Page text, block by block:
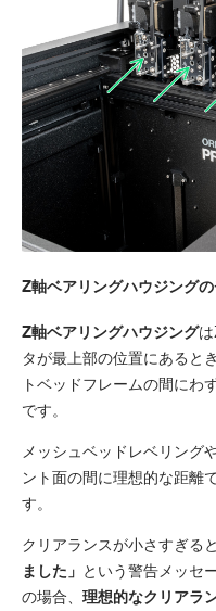
Z軸ベアリングハウジング
Z軸ベアリングハウジング
タが最上部の位置にあると
トベッドフレームの間にわ
です。
メッシュベッドレベリング
ント面の間に理想的な距離
す。
クリアランスが小さすぎると
ました」 という警告メッセ
の場合、 理想的なクリアラ